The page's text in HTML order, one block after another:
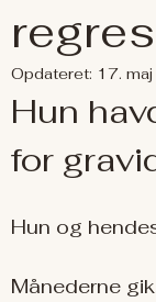
Opdateret: 17. maj
Hun
for
Hun og
Månederne